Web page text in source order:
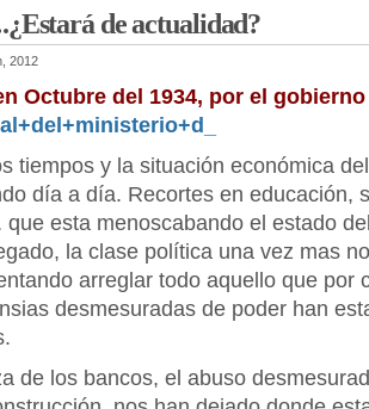
de actualidad?
2012
Octubre del 1934, por el
tiempos y la situación económica
día a día. Recortes en educación,
que esta menoscabando el estado
la clase política una vez mas
arreglar todo aquello que por
desmesuradas de poder han
de los bancos, el abuso